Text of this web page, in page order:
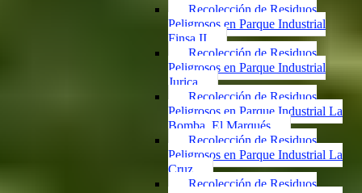
Recolección de Residuos
Peligrosos en Parque Industrial
Finsa II
Recolección de Residuos
Peligrosos en Parque Industrial
Jurica
Recolección de Residuos
Peligrosos en Parque Industrial La
Bomba, El Marqués
Recolección de Residuos
Peligrosos en Parque Industrial La
Cruz
Recolección de Residuos